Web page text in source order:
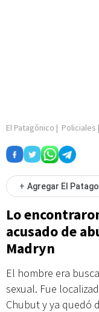
El Patagónico | Policiales |
+ Agregar El
Lo
acusado de
Madryn
El hombre era
sexual. Fue
Chubut y ya quedó